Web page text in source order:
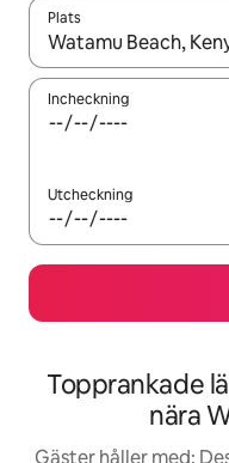
Plats
När resultaten är
Incheckning
Utcheckning
Topprankade
nära
Gäster håller med: